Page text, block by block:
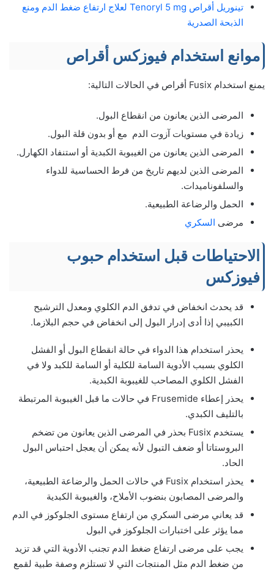
تينوريل أقراص Tenoryl 5 mg لعلاج ارتفاع ضغط الدم ومنع
الذبحة الصدرية
موانع استخدام فيوزكس أقراص
يمنع استخدام Fusix أقراص في الحالات التالية:
المرضى الذين يعانون من انقطاع البول.
زيادة في مستويات آزوت الدم مع أو بدون قلة البول.
المرضى الذين يعانون من الغيبوبة الكبدية أو استنفاد الكهارل.
المرضى الذين لديهم تاريخ من فرط الحساسية للدواء
والسلفوناميدات.
الحمل والرضاعة الطبيعية.
مرضى السكري
الاحتياطات قبل استخدام حبوب
فيوزكس
قد يحدث انخفاض في تدفق الدم الكلوي ومعدل الترشيح
الكبيبي إذا أدى إدرار البول إلى انخفاض في حجم البلازما.
يحذر استخدام هذا الدواء في حالة انقطاع البول أو الفشل
الكلوي بسبب الأدوية السامة للكلية أو السامة للكبد ولا في
الفشل الكلوي المصاحب للغيبوبة الكبدية.
يحذر إعطاء Frusemide في حالات ما قبل الغيبوبة المرتبطة
بالتليف الكبدي.
يستخدم Fusix بحذر في المرضى الذين يعانون من تضخم
البروستاتا أو ضعف التبول لأنه يمكن أن يعجل احتباس البول
الحاد.
يحذر استخدام Fusix في حالات الحمل والرضاعة الطبيعية،
والمرضى المصابون بنضوب الأملاح، والغيبوبة الكبدية
قد يعاني مرضى السكري من ارتفاع مستوى الجلوكوز في الدم
مما يؤثر على اختبارات الجلوكوز في البول
يجب على مرضى ارتفاع ضغط الدم تجنب الأدوية التي قد تزيد
من ضغط الدم مثل المنتجات التي لا تستلزم وصفة طبية لقمع